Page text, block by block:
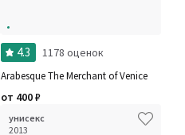
4.3 1178 оценок
Arabesque The Merchant of Venice
от 400₽
унисекс
2013